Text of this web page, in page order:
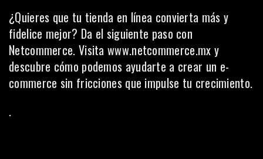
¿Quieres que tu tienda en línea convierta más y
fidelice mejor? Da el siguiente paso con
Netcommerce. Visitawww.netcommerce.mx y
descubre cómo podemos ayudarte a crear un e-
commerce sin fricciones que impulse tu crecimiento.
.